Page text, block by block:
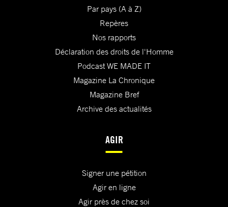
Par pays (A à Z)
Repères
Nos rapports
Déclaration des droits de l'Homme
Podcast WE MADE IT
Magazine La Chronique
Magazine Bref
Archive des actualités
AGIR
Signer une pétition
Agir en ligne
Agir près de chez soi